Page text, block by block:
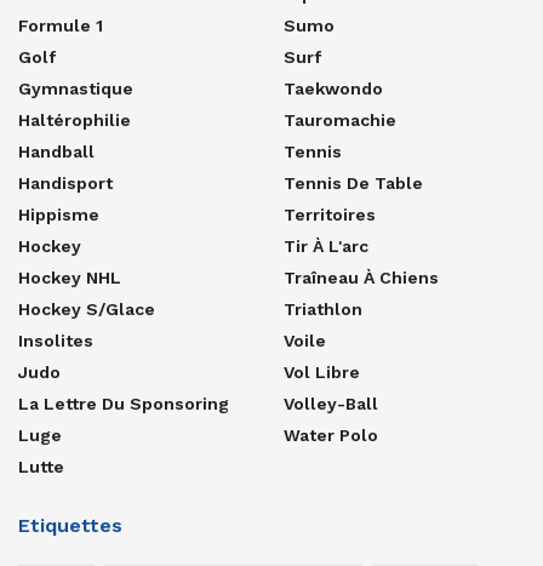
Formule 1
Golf
Gymnastique
Haltérophilie
Handball
Handisport
Hippisme
Hockey
Hockey NHL
Hockey S/glace
Insolites
Judo
La Lettre Du Sponsoring
Luge
Lutte
Sumo
Surf
Taekwondo
Tauromachie
Tennis
Tennis De Table
Territoires
Tir À L'arc
Traîneau À Chiens
Triathlon
Voile
Vol Libre
Volley-Ball
Water Polo
Etiquettes